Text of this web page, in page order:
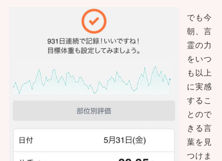
でも今
朝、言
霊の力
をいつ
も以上
に実感
するこ
とので
きる言
葉を見
つけま